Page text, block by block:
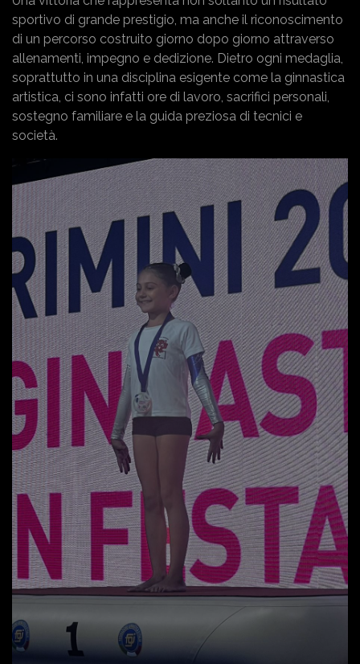
sportivo di grande prestigio, ma anche il riconoscimento
di un percorso costruito giorno dopo giorno attraverso
allenamenti, impegno e dedizione. Dietro ogni medaglia,
soprattutto in una disciplina esigente come la ginnastica
artistica, ci sono infatti ore di lavoro, sacrifici personali,
sostegno familiare e la guida preziosa di tecnici e
società.